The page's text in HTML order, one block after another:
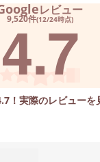
レビュー
9,520件(12/24時点)
4.7
！実際のレビューを